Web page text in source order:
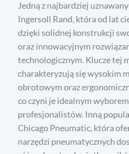
Jedną z najbardziej
Ingersoll Rand, która od lat
dzięki solidnej konstrukcji
oraz innowacyjnym
technologicznym. Klucze tej
charakteryzują się wysokim
obrotowym oraz
co czyni je idealnym
profesjonalistów. Inną
Chicago Pneumatic, która
narzędzi pneumatycznych